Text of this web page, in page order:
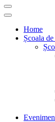
Home
Școala